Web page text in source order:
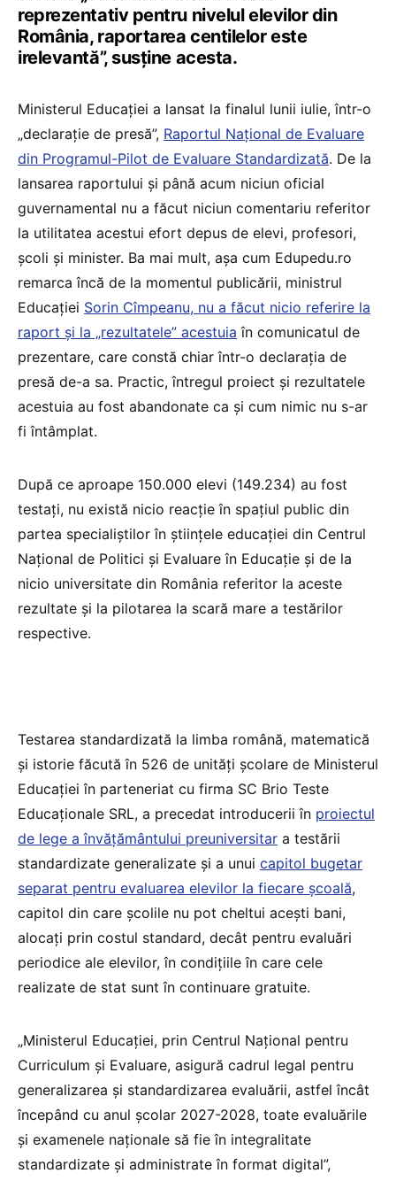
reprezentativ pentru nivelul elevilor din
România, raportarea centilelor este
irelevantă”, susține acesta.
Ministerul Educației a lansat la finalul lunii iulie, într-o
„declarație de presă”, Raportul Național de Evaluare
din Programul-Pilot de Evaluare Standardizată. De la
lansarea raportului și până acum niciun oficial
guvernamental nu a făcut niciun comentariu referitor
la utilitatea acestui efort depus de elevi, profesori,
școli și minister. Ba mai mult, așa cum Edupedu.ro
remarca încă de la momentul publicării, ministrul
Educației Sorin Cîmpeanu, nu a făcut nicio referire la
raport și la „rezultatele” acestuia în comunicatul de
prezentare, care constă chiar într-o declarația de
presă de-a sa. Practic, întregul proiect și rezultatele
acestuia au fost abandonate ca și cum nimic nu s-ar
fi întâmplat.
După ce aproape 150.000 elevi (149.234) au fost
testați, nu există nicio reacție în spațiul public din
partea specialiștilor în științele educației din Centrul
Național de Politici și Evaluare în Educație și de la
nicio universitate din România referitor la aceste
rezultate și la pilotarea la scară mare a testărilor
respective.
Testarea standardizată la limba română, matematică
și istorie făcută în 526 de unități școlare de Ministerul
Educației în parteneriat cu firma SC Brio Teste
Educaționale SRL, a precedat introducerii în proiectul
de lege a învățământului preuniversitar a testării
standardizate generalizate și a unui capitol bugetar
separat pentru evaluarea elevilor la fiecare școală,
capitol din care școlile nu pot cheltui acești bani,
alocați prin costul standard, decât pentru evaluări
periodice ale elevilor, în condițiile în care cele
realizate de stat sunt în continuare gratuite.
„Ministerul Educației, prin Centrul Național pentru
Curriculum și Evaluare, asigură cadrul legal pentru
generalizarea și standardizarea evaluării, astfel încât
începând cu anul școlar 2027-2028, toate evaluările
și examenele naționale să fie în integralitate
standardizate și administrate în format digital”,